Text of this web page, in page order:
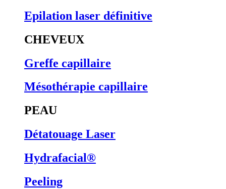
Epilation laser définitive
CHEVEUX
Greffe capillaire
Mésothérapie capillaire
PEAU
Détatouage Laser
Hydrafacial®
Peeling